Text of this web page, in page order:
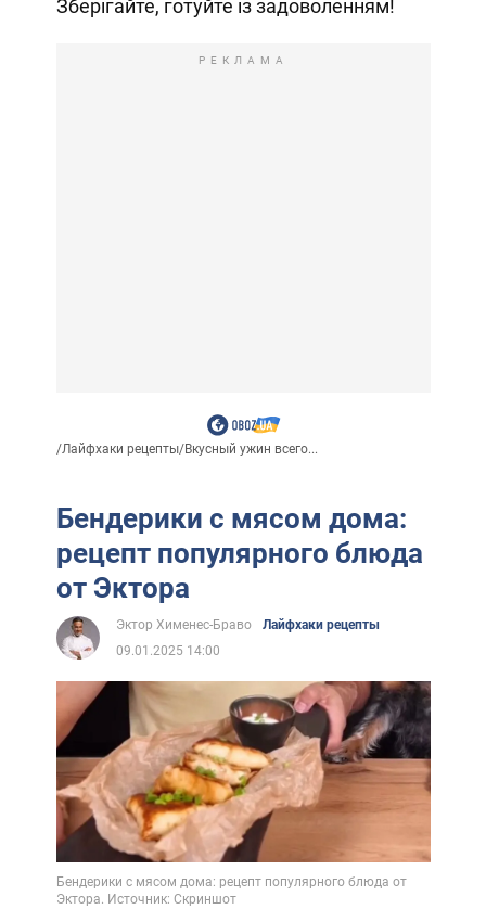
Зберігайте, готуйте із задоволенням!
РЕКЛАМА
/Лайфхаки рецепты/Вкусный ужин всего...
Бендерики с мясом дома:
рецепт популярного блюда
от Эктора
Эктор Хименес-Браво
Лайфхаки рецепты
09.01.2025 14:00
Бендерики с мясом дома: рецепт популярного блюда от
Эктора. Источник: Скриншот